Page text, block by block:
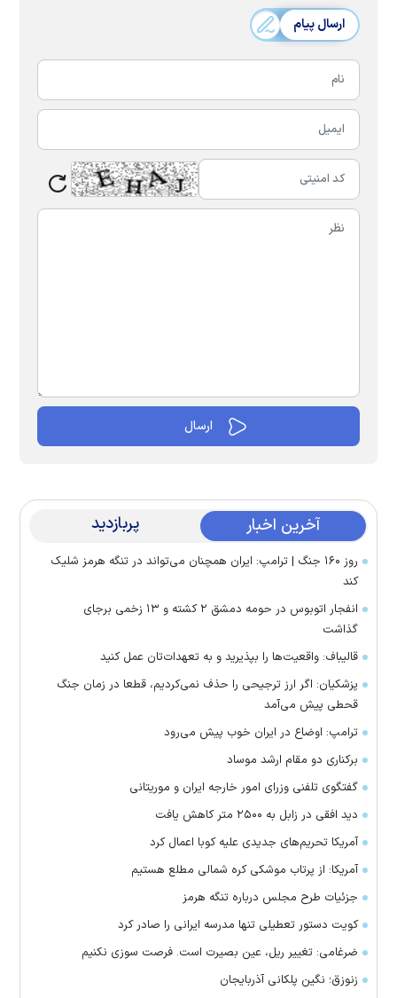
ارسال پیام
آخرین اخبار پربازدید
روز ۱۶۰ جنگ | ترامپ: ایران همچنان می‌تواند در تنگه هرمز شلیک
کند
انفجار اتوبوس در حومه دمشق ۲ کشته و ۱۳ زخمی برجای
گذاشت
قالیباف: واقعیت‌ها را بپذیرید و به تعهدات‌تان عمل کنید
پزشکیان: اگر ارز ترجیحی را حذف نمی‌کردیم، قطعا در زمان جنگ
قحطی پیش می‌آمد
ترامپ: اوضاع در ایران خوب پیش می‌رود
برکناری دو مقام ارشد موساد
گفتگوی تلفنی وزرای امور خارجه ایران و موریتانی
دید افقی در زابل به ۲۵۰۰ متر کاهش یافت
آمریکا تحریم‌های جدیدی علیه کوبا اعمال کرد
آمریکا: از پرتاب موشکی کره شمالی مطلع هستیم
جزئیات طرح مجلس درباره تنگه هرمز
کویت دستور تعطیلی تنها مدرسه ایرانی را صادر کرد
ضرغامی: تغییر ریل، عین بصیرت است. فرصت سوزی نکنیم
زنوزق؛ نگین پلکانی آذربایجان